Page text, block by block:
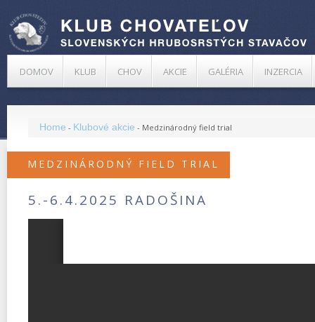
DOMOV KLUB CHOV AKCIE GALÉRIA INZERCIA
Home - Klubové akcie - Medzinárodný field trial
MEDZINÁRODNÝ FIELD TRIAL
5.-6.4.2025 RADOŠINA